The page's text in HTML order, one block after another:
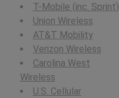
T-Mobile (inc. Sprint)
Union Wireless
AT&T Mobility
Verizon Wireless
Carolina West
Wireless
U.S. Cellular